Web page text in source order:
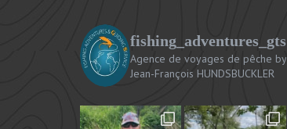
fishing_adventures_gts
Agence de voyages de pêche by
Jean-François HUNDSBUCKLER